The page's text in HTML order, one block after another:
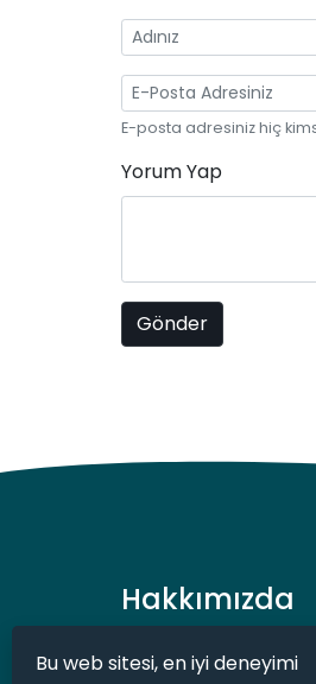
E-posta adresiniz hiç
Yorum Yap
Hakkımızda
Hukuki bir durum ile
desteğe hızlıca
Bu web sitesi, en iyi deneyimi